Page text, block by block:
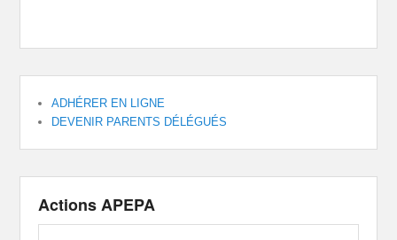
ADHÉRER EN LIGNE
DEVENIR PARENTS DÉLÉGUÉS
Actions APEPA